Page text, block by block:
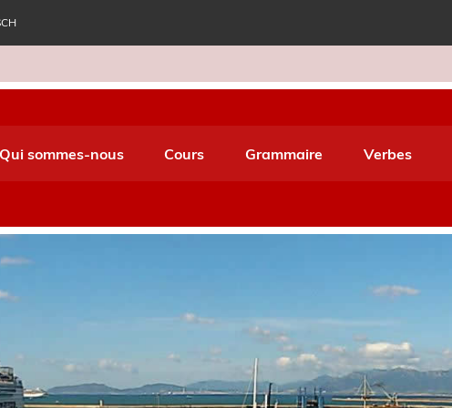
World Italiano
Qui sommes-nous Cours Grammaire Verbes